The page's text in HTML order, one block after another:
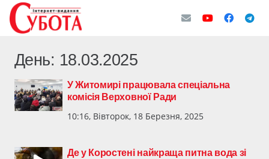
День: 18.03.2025
У Житомирі працювала спеціальна
комісія Верховної Ради
10:16, Вівторок, 18 Березня, 2025
Де у Коростені найкраща питна вода зі